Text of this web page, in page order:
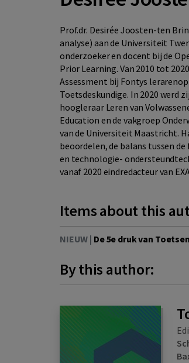
Prof.dr. Desirée Joosten-ten
analyse) aan de Universiteit
onderzoeker en docent bij de
Prior Learning. Van 2010 tot
Assessment bij Fontys
Toetsdeskundige. In 2020 werd
hoogleraar Leren van
Education en de vakgroep
van de Universiteit Maastricht.
beoordelen, de balans tussen
en technologie-
vanaf 2020 eindredacteur van
Items about this
NIEUW | De 5e druk van
By this author: